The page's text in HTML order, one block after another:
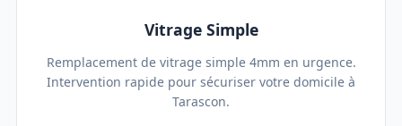
Vitrage Simple
Remplacement de vitrage simple 4mm en urgence.
Intervention rapide pour sécuriser votre domicile à
Tarascon.